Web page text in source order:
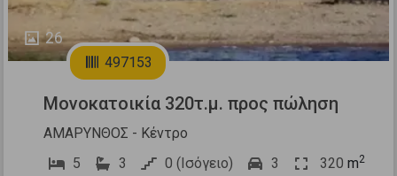
26
497153
Μονοκατοικία 320τ.μ. προς πώληση
ΑΜΑΡΥΝΘΟΣ - Κέντρο
5
3 0 (Ισόγειο) 3 320 m2